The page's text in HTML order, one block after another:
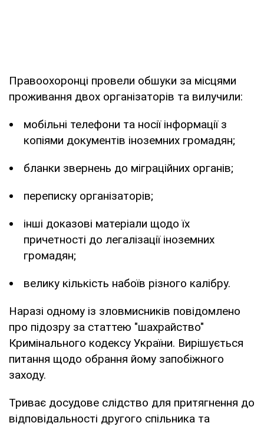
Правоохоронці провели обшуки за місцями
проживання двох організаторів та вилучили:
мобільні телефони та носії інформації з
копіями документів іноземних громадян;
бланки звернень до міграційних органів;
переписку організаторів;
інші доказові матеріали щодо їх
причетності до легалізації іноземних
громадян;
велику кількість набоїв різного калібру.
Наразі одному із зловмисників повідомлено
про підозру за статтею "шахрайство"
Кримінального кодексу України. Вирішується
питання щодо обрання йому запобіжного
заходу.
Триває досудове слідство для притягнення до
відповідальності другого спільника та